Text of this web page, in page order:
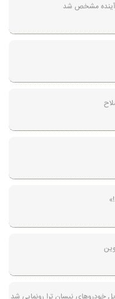
آینده مشخص شد
خودرو‌های نیسان ترا رونمایی شد